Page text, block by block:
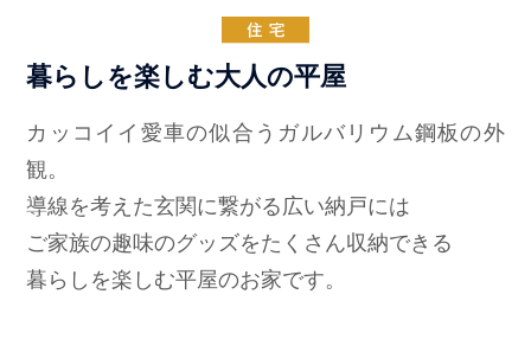
暮らしを楽しむ大人の平屋
カッコイイ愛車の似合うガルバリウム鋼板の外
観。
導線を考えた玄関に繋がる広い納戸には
ご家族の趣味のグッズをたくさん収納できる
暮らしを楽しむ平屋のお家です。